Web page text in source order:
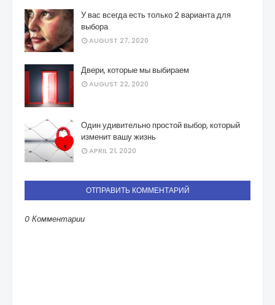
У вас всегда есть только 2 варианта для
выбора
AUGUST 27, 2020
Двери, которые мы выбираем
AUGUST 22, 2020
Один удивительно простой выбор, который
изменит вашу жизнь
APRIL 21, 2020
ОТПРАВИТЬ КОММЕНТАРИЙ
0 Комментарии